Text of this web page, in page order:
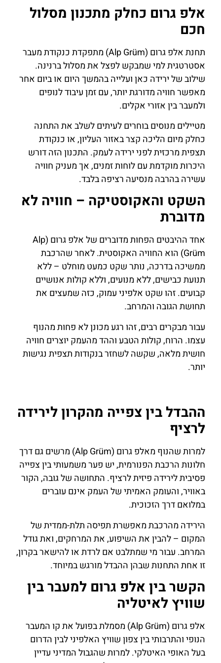
אלפ גרום כחלק מתכנון מסלול
חכם
תחנת אלפ גרום (Alp Grüm) מתפקדת כנקודת מעבר
אסטרטגית למי שמבקש לפצל את מסלול ברנינה.
שילוב של ירידה כאן ועלייה בהמשך היום או ביום אחר
מאפשר חוויה מדורגת יותר, עם זמן עיבוד לנופים
ולמעבר בין אזורי אקלים.
מטיילים מנוסים בוחרים לעיתים לשלב את התחנה
כחלק מיום הליכה קצר באזור העליון, או כנקודת
תצפית מרכזית לפני ירידה לעמק. התכנון הזה דורש
היכרות מוקדמת עם לוחות זמנים, אך מעניק חוויה
עשירה בהרבה מנסיעה רציפה בלבד.
השקט והאקוסטיקה – חוויה לא
מדוברת
אחד ההיבטים הפחות מדוברים של אלפ גרום (Alp
Grüm) הוא החוויה האקוסטית. לאחר שהרכבת
ממשיכה בדרכה, נותר שקט כמעט מוחלט – ללא
תנועת כבישים, ללא מנועים, וללא קולות אנושיים
קבועים. זהו שקט אלפיני עמוק, כזה שמעצים את
תחושת הגובה והמרחב.
עבור מבקרים רבים, זהו רגע מכונן לא פחות מהנוף
עצמו. הרוח, קולות הטבע וההד מהעמק יוצרים חוויה
חושית מלאה, שקשה לשחזר בנקודות תצפית נגישות
יותר.
ההבדל בין צפייה מהקרון לירידה
לרציף
למרות שהנוף מאלפ גרום (Alp Grüm) מרשים גם דרך
חלונות הרכבת הפנורמית, יש פער משמעותי בין צפייה
פסיבית לירידה פיזית לרציף. התחושה של גובה, הקור
באוויר, והעומק האמיתי של העמק אינם עוברים
במלואם דרך הזכוכית.
הירידה מהרכבת מאפשרת תפיסה תלת-ממדית של
המקום – להבין את השיפוע, את המרחקים, ואת גודל
המרחב. עבור מי שמתלבט אם לרדת או להישאר בקרון,
זו אחת התחנות שבהן ההבדל מורגש במיוחד.
הקשר בין אלפ גרום למעבר בין
שוויץ לאיטליה
אלפ גרום (Alp Grüm) מסמלת בפועל את קו המעבר
הנופי והתרבותי בין צפון שוויץ האלפיני לבין הדרום
בעל האופי האיטלקי. למרות שהגבול המדיני עדיין